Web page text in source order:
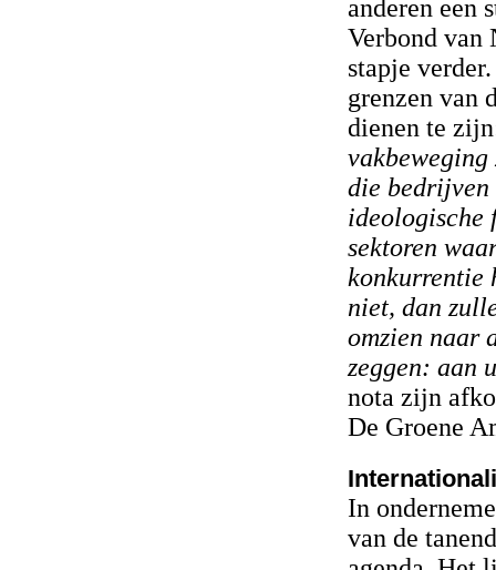
anderen een
Verbond van
stapje
grenzen van
dienen te
vakbeweging
die bedrijven
ideologische
sektoren
konkurrentie
niet, dan
omzien naar
zeggen: aan
nota zijn
De Groene
In
van de